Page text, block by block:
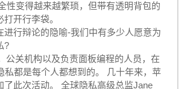
性变得越来越繁琐，但带有透明背包的
开行李袋。
进行辩论的隐喻-我们中有多少人愿意为
?
公关机构以及负责面板编程的人员，在
私都是每个人都想到的。 几十年来，苹
了此次活动。 全球隐私高级总监Jane